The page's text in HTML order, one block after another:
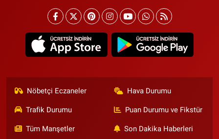
Nöbetçi Eczaneler Hava Durumu
Trafik Durumu Puan Durumu ve Fikstür
Tüm Manşetler Son Dakika Haberleri